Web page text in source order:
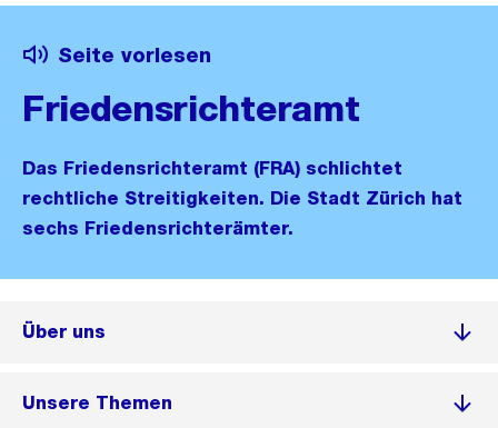
Seite vorlesen
Friedensrichteramt
Das Friedensrichteramt (FRA) schlichtet
rechtliche Streitigkeiten. Die Stadt Zürich hat
sechs Friedensrichterämter.
Über uns
Unsere Themen